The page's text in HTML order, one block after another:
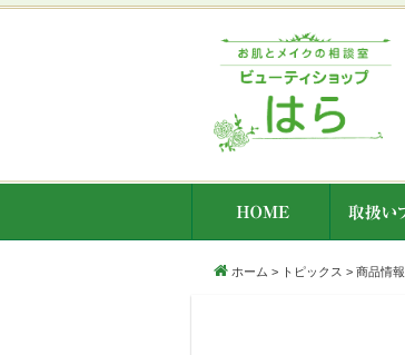
ホーム > トピックス > 商品情報